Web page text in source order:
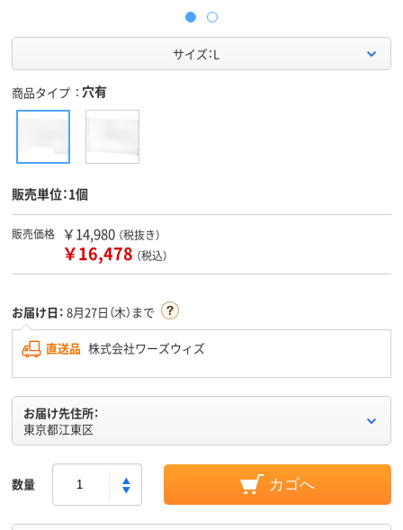
サイズ：L
商品タイプ 穴有
販売単位：1個
販売価格 ￥14,980 （税抜き）
￥16,478 （税込）
お届け日： 8月27日（木）まで
直送品 株式会社ワーズウィズ
お届け先住所：
東京都江東区
数量 カゴへ